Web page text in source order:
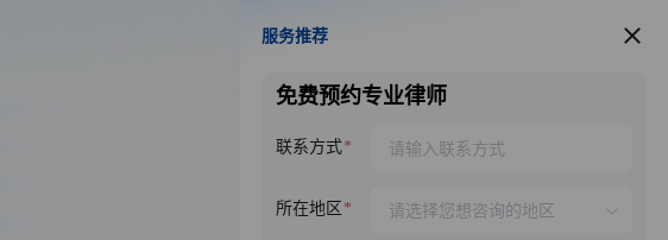
服务推荐
服务推荐
免费预约专业律师
联系方式
所在地区